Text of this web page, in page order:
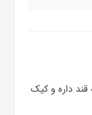
داره و کیک